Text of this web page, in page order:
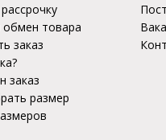
обмен товара
заказ
заказ
размер